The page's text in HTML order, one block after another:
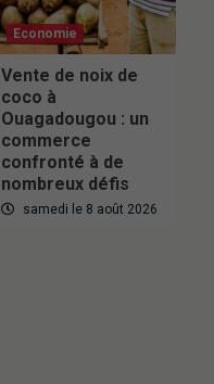
Economie
Vente de noix de
coco à
Ouagadougou : un
commerce
confronté à de
nombreux défis
samedi le 8 août 2026